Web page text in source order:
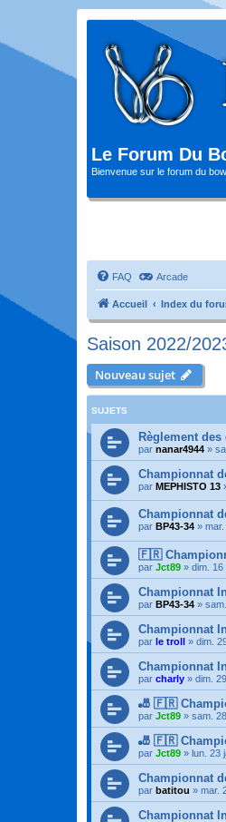
Le Forum Du
Bienvenue sur le forum du
FAQ Arcade
Accueil Index du
Saison 2022/
Nouveau sujet
SUJETS
Règlement des
par nanar4944 »
Championnat
par MEPHISTO 13
Championnat
par BP43-34 »
🇫🇷
par Jct89 » dim. 16
Championnat
par BP43-34 »
Championnat
par le troll » dim.
Championnat
par charly » dim.
🎳 🇫🇷
par Jct89 » sam.
🎳 🇫🇷
par Jct89 » lun. 23
Championnat
par batitou » mar.
Championnat